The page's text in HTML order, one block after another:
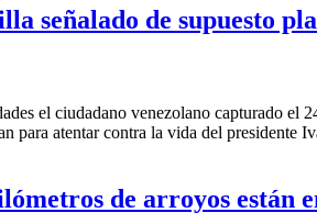
señalado de supuesto
el ciudadano venezolano capturado el
para atentar contra la vida del presidente
de arroyos están